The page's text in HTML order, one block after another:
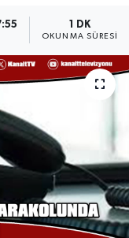
1 DK
OKUNMA SÜRESI